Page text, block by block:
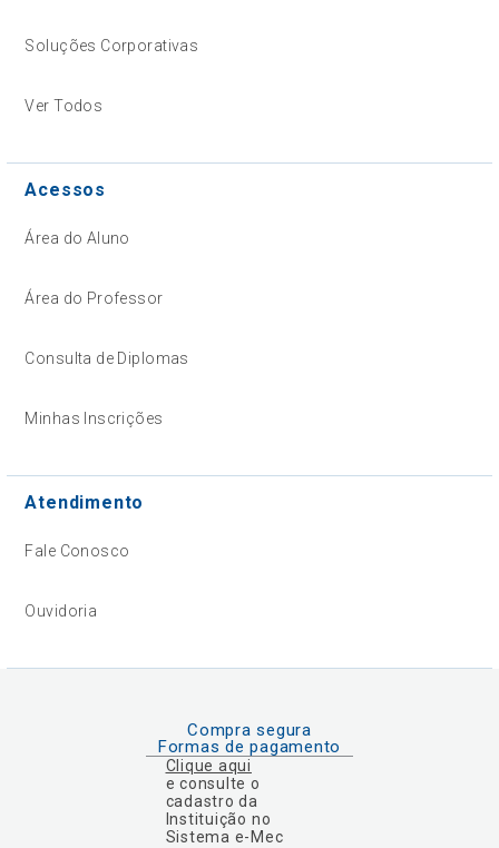
Soluções Corporativas
Ver Todos
Acessos
Área do Aluno
Área do Professor
Consulta de Diplomas
Minhas Inscrições
Atendimento
Fale Conosco
Ouvidoria
Compra segura
Formas de pagamento
Clique aqui
e consulte o
cadastro da
Instituição no
Sistema e-Mec